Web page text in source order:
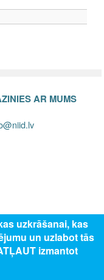
AR MUMS
satura visas tiesības
uzkrāšanai, kas
un uzlabot tās
izmantot